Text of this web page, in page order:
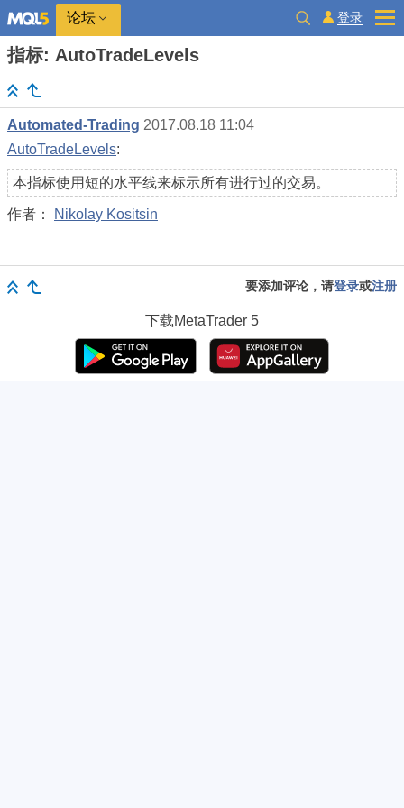
论坛 登录
指标: AutoTradeLevels
Automated-Trading 2017.08.18 11:04
AutoTradeLevels:
本指标使用短的水平线来标示所有进行过的交易。
作者： Nikolay Kositsin
要添加评论，请登录或注册
下载MetaTrader 5